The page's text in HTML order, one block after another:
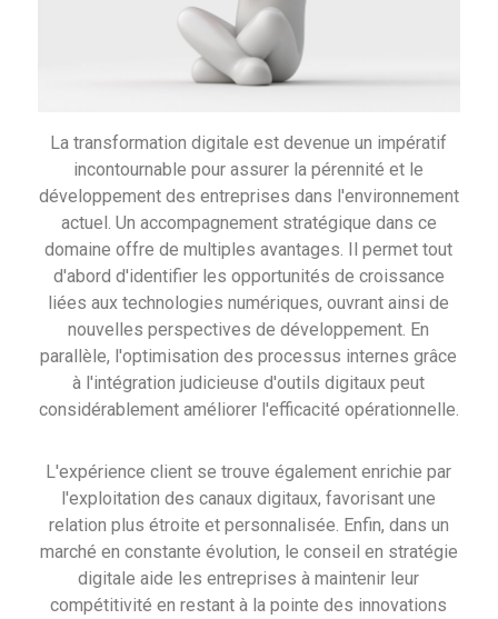
La transformation digitale est devenue un impératif
incontournable pour assurer la pérennité et le
développement des entreprises dans l'environnement
actuel. Un accompagnement stratégique dans ce
domaine offre de multiples avantages. Il permet tout
d'abord d'identifier les opportunités de croissance
liées aux technologies numériques, ouvrant ainsi de
nouvelles perspectives de développement. En
parallèle, l'optimisation des processus internes grâce
à l'intégration judicieuse d'outils digitaux peut
considérablement améliorer l'efficacité opérationnelle.
L'expérience client se trouve également enrichie par
l'exploitation des canaux digitaux, favorisant une
relation plus étroite et personnalisée. Enfin, dans un
marché en constante évolution, le conseil en stratégie
digitale aide les entreprises à maintenir leur
compétitivité en restant à la pointe des innovations